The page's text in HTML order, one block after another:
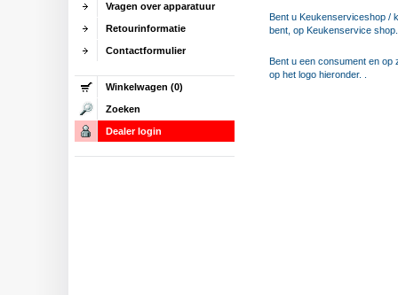
Vragen over apparatuur
Retourinformatie
Contactformulier
Winkelwagen (0)
Zoeken
Dealer login
Bent u Keukenserviceshop /
bent, op Keukenservice
Bent u een consument en op
op het logo hieronder. .